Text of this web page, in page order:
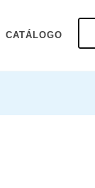
CATÁLOGO